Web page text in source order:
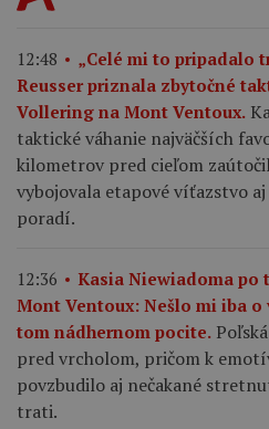
12:48
„Celé mi to pripadalo
Reusser priznala zbytočné
Vollering na Mont Ventoux.
taktické váhanie najväčších
kilometrov pred cieľom
vybojovala etapové víťazstvo
poradí.
12:36
Kasia Niewiadoma
Mont Ventoux: Nešlo mi iba
tom nádhernom pocite.
pred vrcholom, pričom k
povzbudilo aj nečakané
trati.